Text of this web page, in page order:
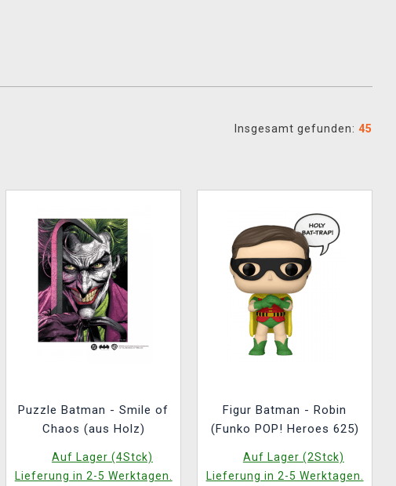
Insgesamt gefunden: 45
Puzzle Batman - Smile of
Chaos (aus Holz)
Auf Lager (4Stck)
Lieferung in 2-5 Werktagen.
Figur Batman - Robin
(Funko POP! Heroes 625)
Auf Lager (2Stck)
Lieferung in 2-5 Werktagen.